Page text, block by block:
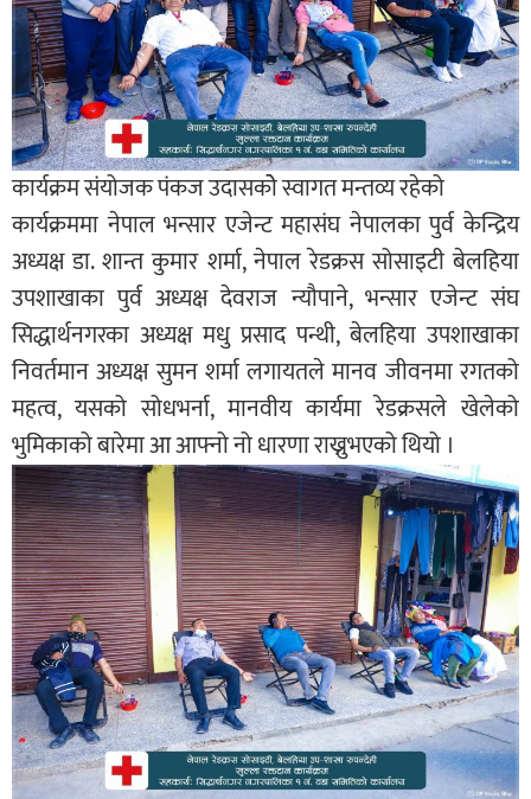
कार्यक्रम संयोजक पंकज उदासकोे स्वागत मन्तव्य रहेको
कार्यक्रममा नेपाल भन्सार एजेन्ट महासंघ नेपालका पुर्व केन्द्रिय
अध्यक्ष डा. शान्त कुमार शर्मा, नेपाल रेडक्रस सोसाइटी बेलहिया
उपशाखाका पुर्व अध्यक्ष देवराज न्यौपाने, भन्सार एजेन्ट संघ
सिद्धार्थनगरका अध्यक्ष मधु प्रसाद पन्थी, बेलहिया उपशाखाका
निवर्तमान अध्यक्ष सुमन शर्मा लगायतले मानव जीवनमा रगतको
महत्व, यसको सोधभर्ना, मानवीय कार्यमा रेडक्रसले खेलेको
भुमिकाको बारेमा आ आफ्नो नो धारणा राख्नुभएको थियो ।